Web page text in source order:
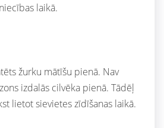
laikā.
žurku mātīšu pienā. Nav
izdalās cilvēka pienā. Tādēļ
lietot sievietes zīdīšanas laikā.